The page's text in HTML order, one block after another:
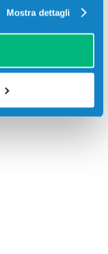
Mostra dettagli